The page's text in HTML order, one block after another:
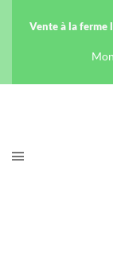
Vente à la ferme